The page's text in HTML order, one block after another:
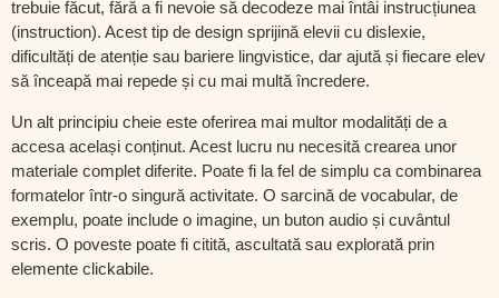
trebuie făcut, fără a fi nevoie să decodeze mai întâi instrucțiunea
(instruction). Acest tip de design sprijină elevii cu dislexie,
dificultăți de atenție sau bariere lingvistice, dar ajută și fiecare elev
să înceapă mai repede și cu mai multă încredere.
Un alt principiu cheie este oferirea mai multor modalități de a
accesa același conținut. Acest lucru nu necesită crearea unor
materiale complet diferite. Poate fi la fel de simplu ca combinarea
formatelor într-o singură activitate. O sarcină de vocabular, de
exemplu, poate include o imagine, un buton audio și cuvântul
scris. O poveste poate fi citită, ascultată sau explorată prin
elemente clickabile.